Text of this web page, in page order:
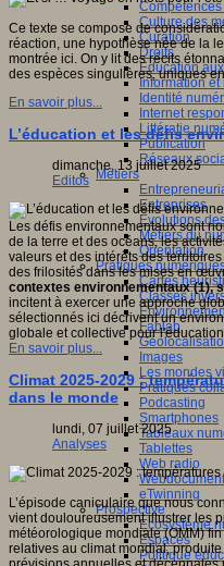
Culture des
Curation
Droits
Education
Information
Identité
Internet
Littératie
Publication
Réseaux
Métiers
Entreprises
Evolutions
Métiers du
Orientation
Pratiques
Cartes
Classes
Fablab
Images
Les mondes
Pratiques
Podcasting
Smartphones
Tableaux
Tablettes
Web radio
eTwinning
Prospective
Ecosystème
Espaces
Politique
Ce texte se compose de
réaction, une hypothèse née de la
montrée ici. On y lit des récits
des espèces singulières, uniques
En savoir plus...
L’éducation et les défis
dimanche, 13 juillet 2025
Editos
Les défis environnementaux sont
de la terre et des océans, les
valeurs et des intérêts des
des frilosités dans les mises en
contextes environnementaux (1),
incitent à exercer une approche
sélectionnés ici décrivent un
globale et collective pour
En savoir plus...
Climat 2025-2029 :
dans le monde
lundi, 07 juillet 2025
Analyses
L’épisode caniculaire que nous
vient douloureusement illustrer les
météorologique mondiale (OMM)
relatives au climat mondial,